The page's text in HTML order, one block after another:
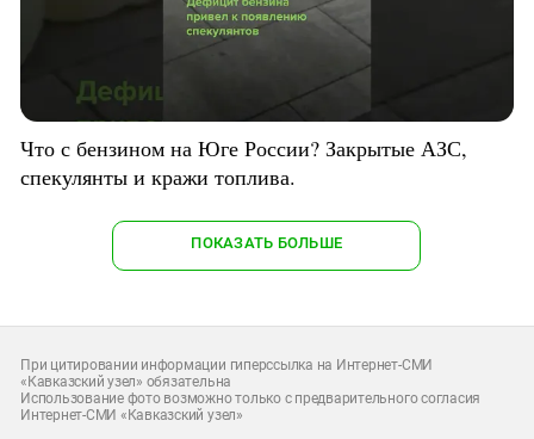
Что с бензином на Юге России? Закрытые АЗС,
спекулянты и кражи топлива.
ПОКАЗАТЬ БОЛЬШЕ
При цитировании информации гиперссылка на Интернет-СМИ
«Кавказский узел» обязательна
Использование фото возможно только с предварительного согласия
Интернет-СМИ «Кавказский узел»